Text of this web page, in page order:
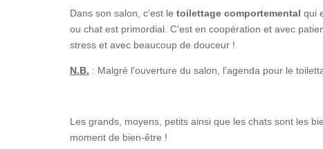
Dans son salon, c’est le toilettage comportemental qui
ou chat est primordial. C’est en coopération et avec
stress et avec beaucoup de douceur !
N.B. : Malgré l’ouverture du salon, l’agenda pour le
Les grands, moyens, petits ainsi que les chats sont les
moment de bien-être !